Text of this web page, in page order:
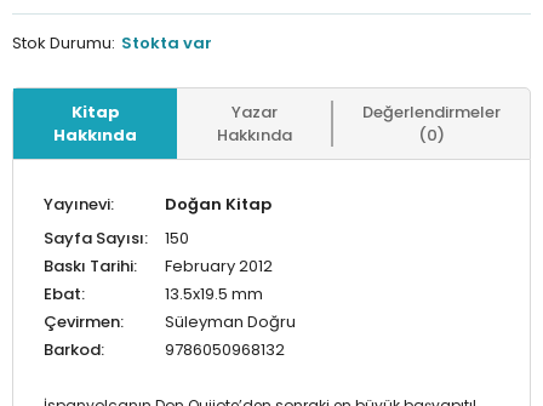
Stok Durumu: Stokta var
Kitap
Hakkında
Yazar
Hakkında
Değerlendirmeler
(0)
Yayınevi:
Doğan Kitap
Sayfa Sayısı:
150
Baskı Tarihi:
February 2012
Ebat:
13.5x19.5 mm
Çevirmen:
Süleyman Doğru
Barkod:
9786050968132